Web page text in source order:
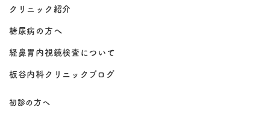
クリニック紹介
糖尿病の方へ
経鼻胃内視鏡検査について
板谷内科クリニックブログ
初診の方へ